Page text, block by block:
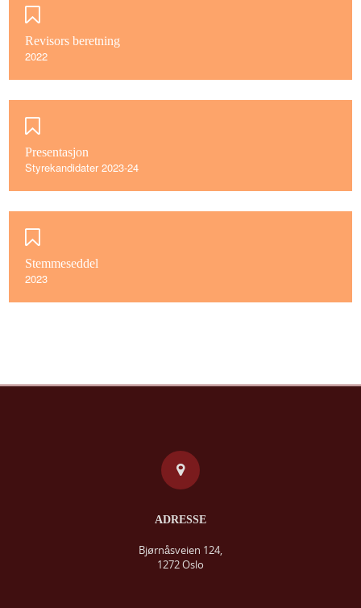
Revisors beretning
2022
Presentasjon
Styrekandidater 2023-24
Stemmeseddel
2023
ADRESSE
Bjørnåsveien 124,
1272 Oslo